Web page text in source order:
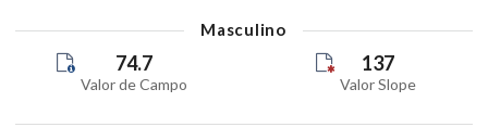
Masculino
74.7
Valor de Campo
137
Valor Slope